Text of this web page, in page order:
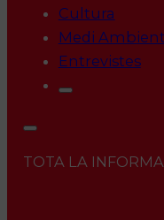
Cultura
Medi Ambient
Entrevistes
TOTA LA